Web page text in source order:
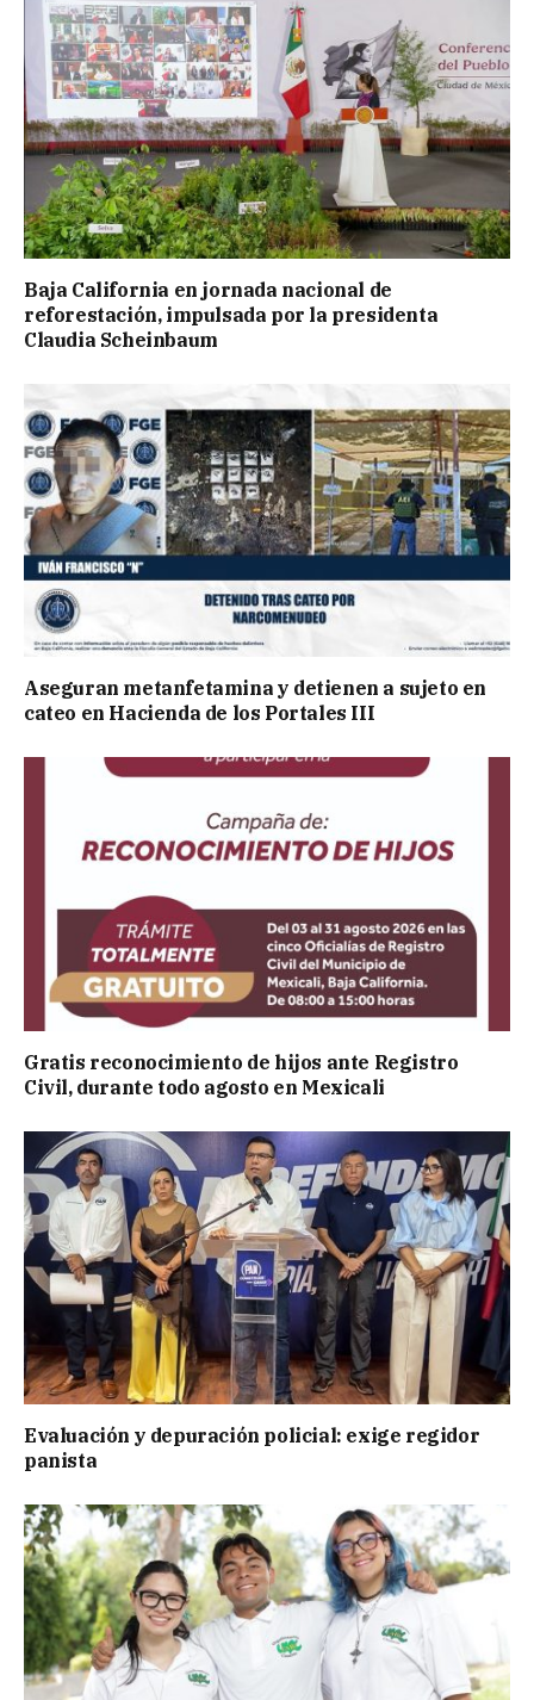
Baja California en jornada nacional de
reforestación, impulsada por la presidenta
Claudia Scheinbaum
Aseguran metanfetamina y detienen a sujeto en
cateo en Hacienda de los Portales III
Gratis reconocimiento de hijos ante Registro
Civil, durante todo agosto en Mexicali
Evaluación y depuración policial: exige regidor
panista